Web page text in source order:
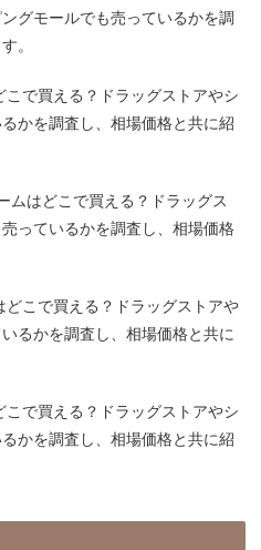
グモールでも売っているかを調
。
で買える？ドラッグストアやシ
かを調査し、相場価格と共に紹
ムはどこで買える？ドラッグス
っているかを調査し、相場価格
こで買える？ドラッグストアや
るかを調査し、相場価格と共に
で買える？ドラッグストアやシ
かを調査し、相場価格と共に紹